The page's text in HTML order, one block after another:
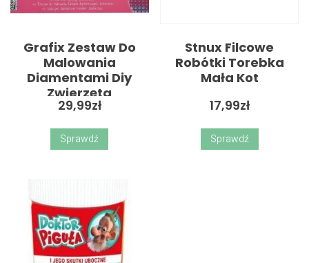
Grafix Zestaw Do
Malowania
Diamentami Diy
Zwierzęta
29,99zł
Sprawdź
Stnux Filcowe
Robótki Torebka
Mała Kot
17,99zł
Sprawdź